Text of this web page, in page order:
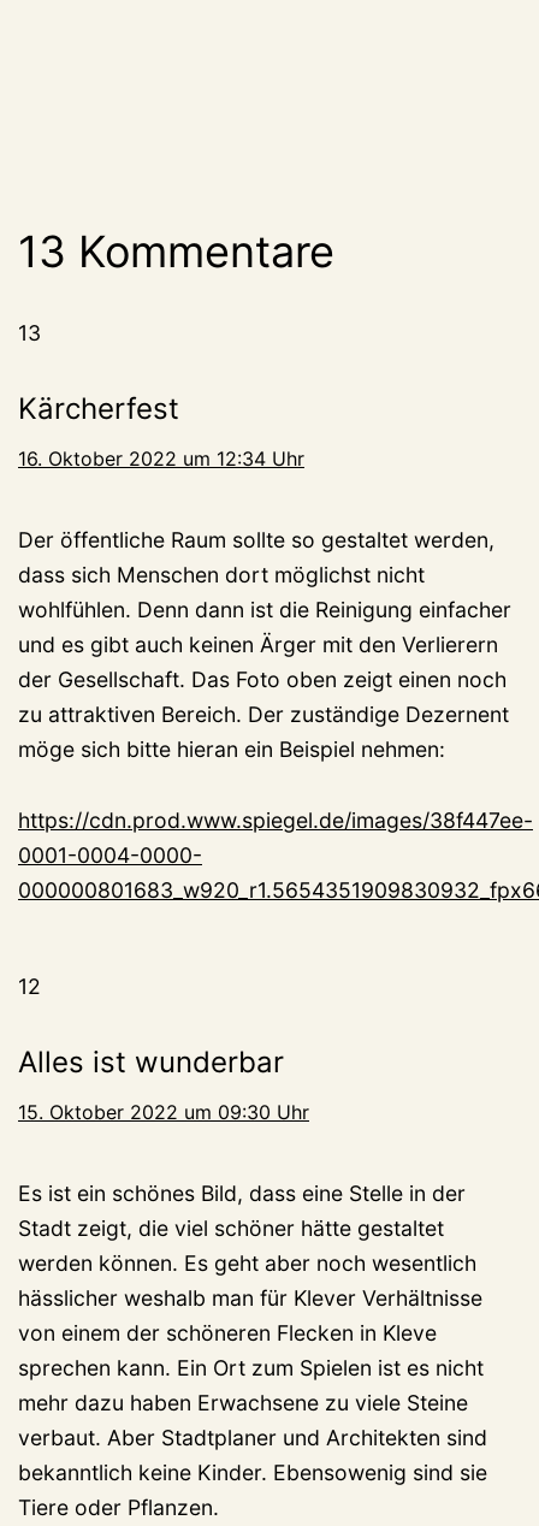
13 Kommentare
13
Kärcherfest
16. Oktober 2022 um 12:34 Uhr
Der öffentliche Raum sollte so gestaltet werden,
dass sich Menschen dort möglichst nicht
wohlfühlen. Denn dann ist die Reinigung einfacher
und es gibt auch keinen Ärger mit den Verlierern
der Gesellschaft. Das Foto oben zeigt einen noch
zu attraktiven Bereich. Der zuständige Dezernent
möge sich bitte hieran ein Beispiel nehmen:
https://cdn.prod.www.spiegel.de/images/38f447ee-
0001-0004-0000-
12
Alles ist wunderbar
15. Oktober 2022 um 09:30 Uhr
Es ist ein schönes Bild, dass eine Stelle in der
Stadt zeigt, die viel schöner hätte gestaltet
werden können. Es geht aber noch wesentlich
hässlicher weshalb man für Klever Verhältnisse
von einem der schöneren Flecken in Kleve
sprechen kann. Ein Ort zum Spielen ist es nicht
mehr dazu haben Erwachsene zu viele Steine
verbaut. Aber Stadtplaner und Architekten sind
bekanntlich keine Kinder. Ebensowenig sind sie
Tiere oder Pflanzen.